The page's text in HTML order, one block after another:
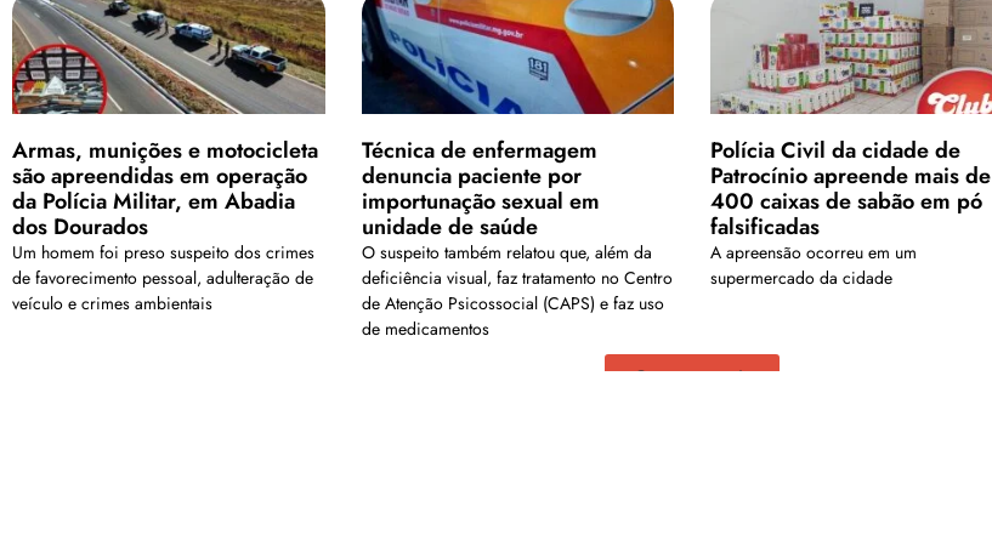
Armas, munições e motocicleta
são apreendidas em operação
da Polícia Militar, em Abadia
dos Dourados
Um homem foi preso suspeito dos crimes
de favorecimento pessoal, adulteração de
veículo e crimes ambientais
Técnica de enfermagem
denuncia paciente por
importunação sexual em
unidade de saúde
O suspeito também relatou que, além da
deficiência visual, faz tratamento no Centro
de Atenção Psicossocial (CAPS) e faz uso
de medicamentos
Polícia Civil da cidade de
Patrocínio apreende mais de
400 caixas de sabão em pó
falsificadas
A apreensão ocorreu em um
supermercado da cidade
Carregar mais